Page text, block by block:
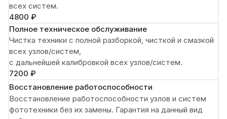
всех систем.
4800 ₽
Полное техническое обслуживание
Чистка техники с полной разборкой, чисткой и смазкой
всех узлов/систем,
с дальнейшей калибровкой всех узлов/систем.
7200 ₽
Восстановление работоспособности
Восстановление работоспособности узлов и систем
фототехники без их замены. Гарантия на данный вид